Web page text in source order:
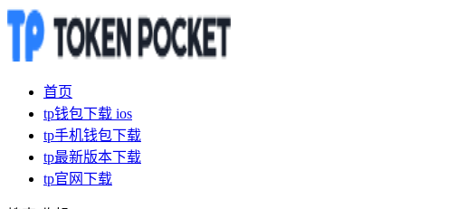
首页
tp钱包下载 ios
tp手机钱包下载
tp最新版本下载
tp官网下载